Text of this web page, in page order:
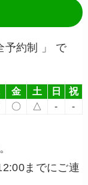
予約制 」 で
金 土 日
祝
〇 △ - -
までにご連